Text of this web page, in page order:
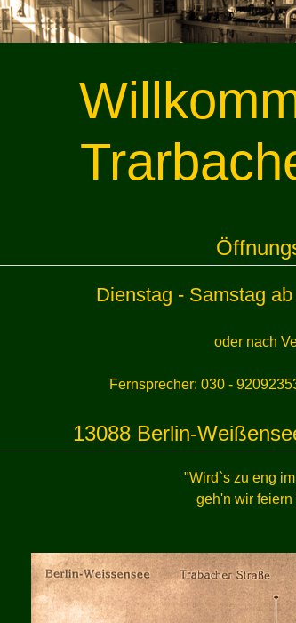
Dienstag - Samstag
oder nach
Fernsprecher: 030 -
13088 Berlin-
"Wird`s zu eng
geh'n wir